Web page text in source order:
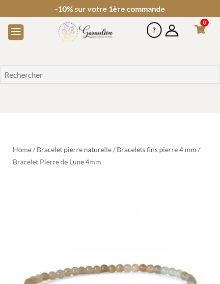
-10% sur votre 1ère commande
0
Home/ Bracelet pierre naturelle/ Bracelets fins pierre 4 mm /
Bracelet Pierre de Lune 4mm